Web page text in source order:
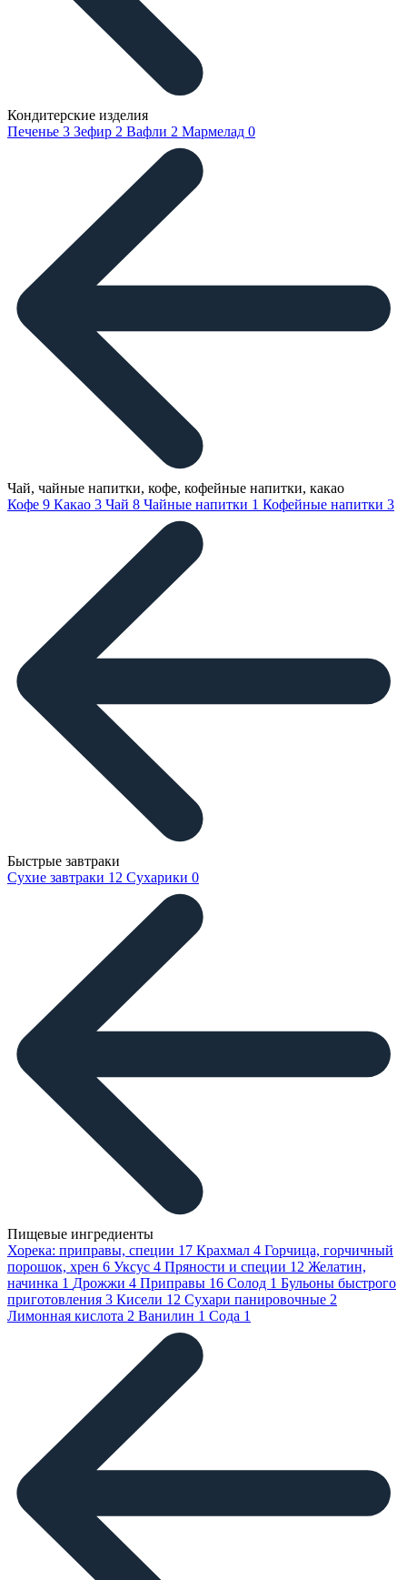
Кондитерские изделия
Печенье 3 Зефир 2 Вафли 2 Мармелад 0
Чай, чайные напитки, кофе, кофейные напитки, какао
Кофе 9 Какао 3 Чай 8 Чайные напитки 1 Кофейные напитки 3
Быстрые завтраки
Сухие завтраки 12 Сухарики 0
Пищевые ингредиенты
Хорека: приправы, специи 17 Крахмал 4 Горчица, горчичный
порошок, хрен 6 Уксус 4 Пряности и специи 12 Желатин,
начинка 1 Дрожжи 4 Приправы 16 Солод 1 Бульоны быстрого
приготовления 3 Кисели 12 Сухари панировочные 2
Лимонная кислота 2 Ванилин 1 Сода 1